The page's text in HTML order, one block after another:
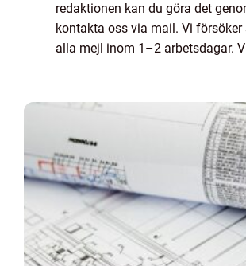
redaktionen kan du göra det
kontakta oss via mail. Vi försöker
alla mejl inom 1–2 arbetsdagar.